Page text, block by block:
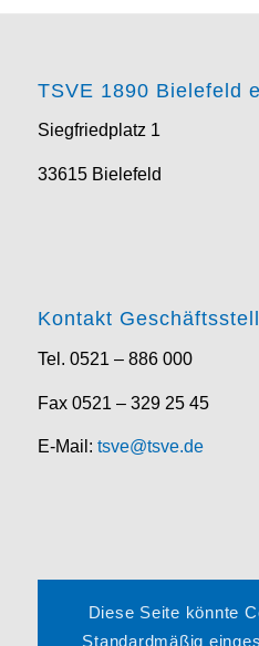
TSVE 1890 Bielefeld
Siegfriedplatz 1
33615 Bielefeld
Kontakt
Tel. 0521 – 886 000
Fax 0521 – 329 25 45
E-Mail: tsve@tsve.de
Impressum
Diese Seite könnte
Standardmäßig